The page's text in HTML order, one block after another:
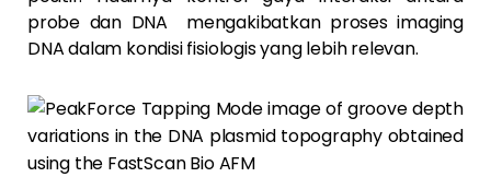
probe dan DNA mengakibatkan proses imaging
DNA dalam kondisi fisiologis yang lebih relevan.